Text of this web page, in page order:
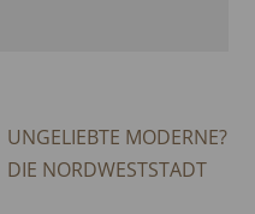
UNGELIEBTE MODERNE?
DIE NORDWESTSTADT